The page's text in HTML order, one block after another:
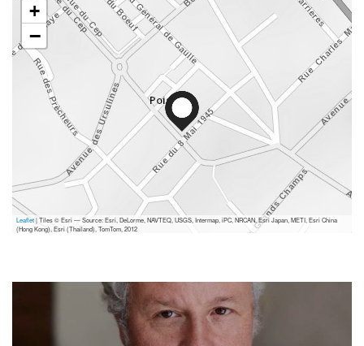
+
−
Leaflet| Tiles © Esri — Source: Esri, DeLorme, NAVTEQ, USGS, Intermap, iPC, NRCAN, Esri Japan, METI, Esri China
(Hong Kong), Esri (Thailand), TomTom, 2012